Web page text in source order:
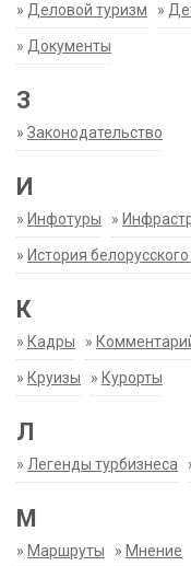
» Деловой туризм »
» Документы
З
» Законодательство
И
» Инфотуры »
» История
К
» Кадры »
» Круизы » Курорты
Л
» Легенды турбизнеса
М
» Маршруты » Мнение